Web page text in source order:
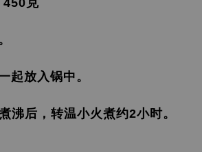
克
起放入锅中。
沸后，转温小火煮约2小时。